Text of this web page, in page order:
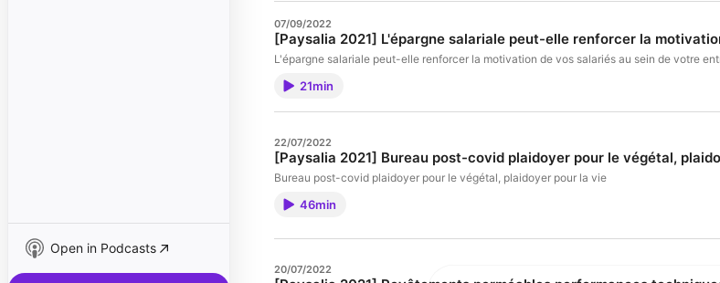
Open in Podcasts
07/09/2022
[Paysalia 2021] L'épargne salariale peut-elle renforcer la
L'épargne salariale peut-elle renforcer la motivation de vos salariés au sein de votre
21min
22/07/2022
[Paysalia 2021] Bureau post-covid plaidoyer pour le végétal,
Bureau post-covid plaidoyer pour le végétal, plaidoyer pour la vie
46min
20/07/2022